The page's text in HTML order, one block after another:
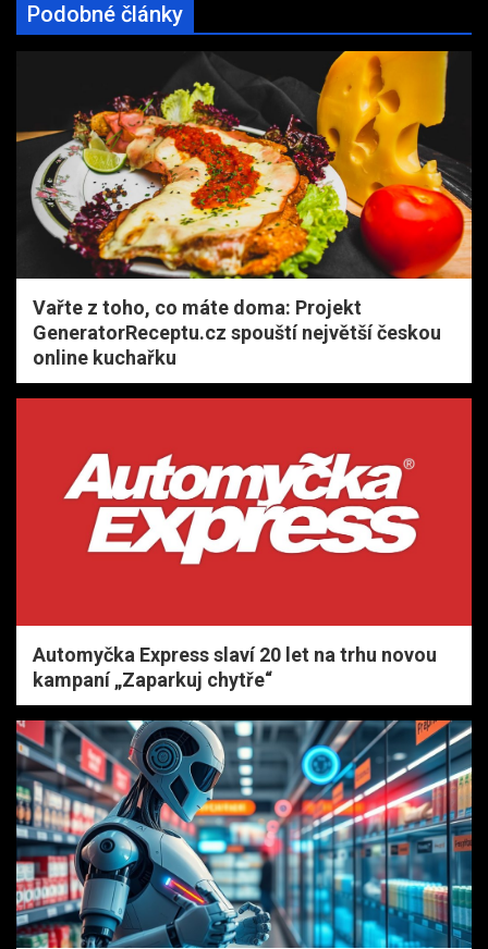
Podobné články
Vařte z toho, co máte doma: Projekt
GeneratorReceptu.cz spouští největší českou
online kuchařku
Automyčka Express slaví 20 let na trhu novou
kampaní „Zaparkuj chytře“